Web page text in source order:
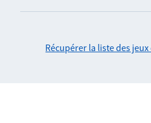
Récupérer la liste des